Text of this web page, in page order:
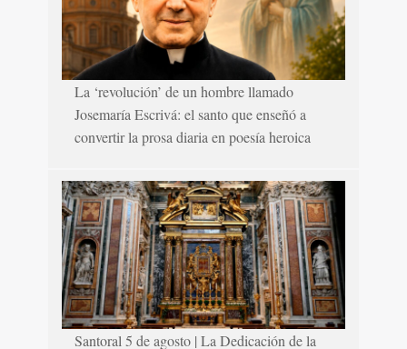
La ‘revolución’ de un hombre llamado
Josemaría Escrivá: el santo que enseñó a
convertir la prosa diaria en poesía heroica
Santoral 5 de agosto | La Dedicación de la